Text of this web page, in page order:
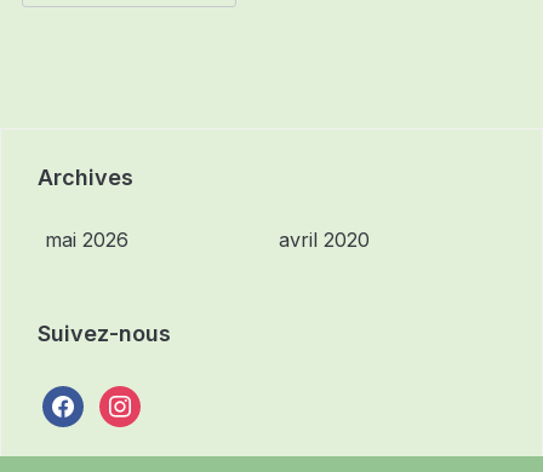
Archives
mai 2026 avril 2020
Suivez-nous
facebookinstagram